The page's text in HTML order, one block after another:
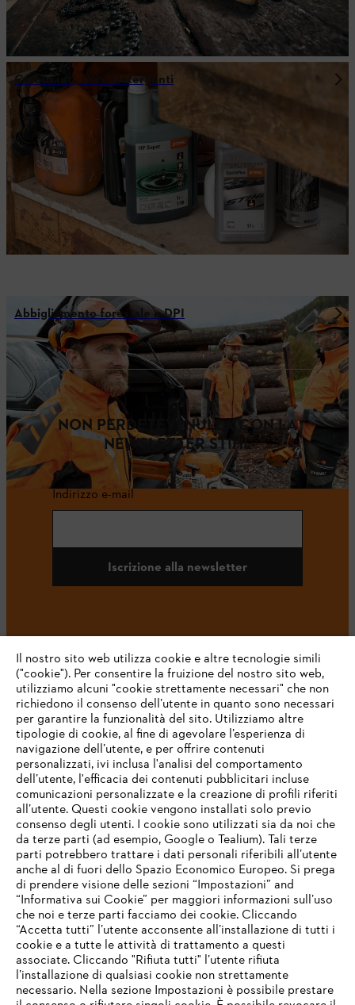
Carburanti, Oli e Detergenti
Abbigliamento forestale e DPI
NON PERDETEVI NULLA CON LA
NEWSLETTER STIHL
Indirizzo e-mail
Iscrizione alla newsletter
#STIHL
L’azienda
STIHL FAQ
Service
IHR BROWSER WIRD NICHT
UNTERSTÜTZT
Sie nutzen einen Browser, den wir noch nicht unterstützen. Für
Il nostro sito web utilizza cookie e altre tecnologie simili
("cookie"). Per consentire la fruizione del nostro sito web,
utilizziamo alcuni "cookie strettamente necessari" che non
richiedono il consenso dell’utente in quanto sono necessari
per garantire la funzionalità del sito. Utilizziamo altre
tipologie di cookie, al fine di agevolare l’esperienza di
navigazione dell’utente, e per offrire contenuti
personalizzati, ivi inclusa l'analisi del comportamento
dell’utente, l'efficacia dei contenuti pubblicitari incluse
comunicazioni personalizzate e la creazione di profili riferiti
all’utente. Questi cookie vengono installati solo previo
consenso degli utenti. I cookie sono utilizzati sia da noi che
da terze parti (ad esempio, Google o Tealium). Tali terze
parti potrebbero trattare i dati personali riferibili all’utente
anche al di fuori dello Spazio Economico Europeo. Si prega
di prendere visione delle sezioni “Impostazioni” and
“Informativa sui Cookie” per maggiori informazioni sull’uso
che noi e terze parti facciamo dei cookie. Cliccando
“Accetta tutti” l’utente acconsente all’installazione di tutti i
cookie e a tutte le attività di trattamento a questi
associate. Cliccando "Rifiuta tutti" l’utente rifiuta
l’installazione di qualsiasi cookie non strettamente
necessario. Nella sezione Impostazioni è possibile prestare